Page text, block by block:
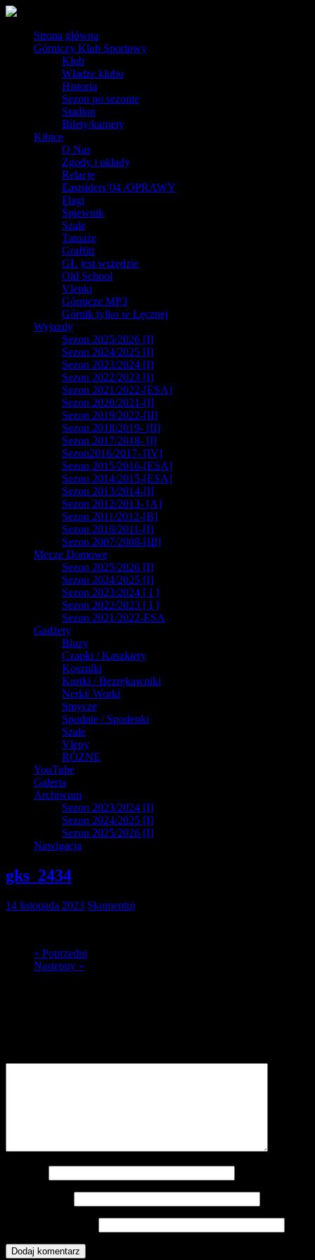
Strona główna
Górniczy Klub Sportowy
Klub
Władze klubu
Historia
Sezon po sezonie
Stadion
Bilety/karnety
Kibice
O Nas
Zgody i układy
Relacje
Eastsiders’04 /OPRAWY
Flagi
Śpiewnik
Szale
Tatuaże
Graffiti
GŁ jest wszędzie
Old School
Vlepki
Górnicze MP3
Górnik tylko w Łęcznej
Wyjazdy
Sezon 2025/2026 [I]
Sezon 2024/2025 [I]
Sezon 2023/2024 [I]
Sezon 2022/2023 [I]
Sezon 2021/2022-[ESA]
Sezon 2020/2021-[I]
Sezon 2019/2022-[II]
Sezon 2018/2019- [II]
Sezon 2017/2018- [I]
Sezon2016/2017- [IV]
Sezon 2015/2016-[ESA]
Sezon 2014/2015-[ESA]
Sezon 2013/2014-[I]
Sezon 2012/2013- [A]
Sezon 2011/2012-[B]
Sezon 2010/2011-[I]
Sezon 2007/2008-[III]
Mecze Domowe
Sezon 2025/2026 [I]
Sezon 2024/2025 [I]
Sezon 2023/2024 [ I ]
Sezon 2022/2023 [ I ]
Sezon 2021/2022-ESA
Gadżety
Bluzy
Czapki / Kaszkiety
Koszulki
Kurtki / Bezrękawniki
Nerki/ Worki
Smycze
Spodnie / Spodenki
Szale
Vlepy
RÓZNE
YouTube
Galeria
Archiwum
Sezon 2023/2024 [I]
Sezon 2024/2025 [I]
Sezon 2025/2026 [I]
Nawigacja
gks_2434
14 listopada 2023 Skomentuj
« Poprzedni
Następny »